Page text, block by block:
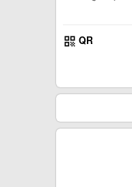
QR
qr_code